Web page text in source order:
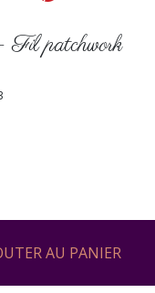
patchwork
AU PANIER